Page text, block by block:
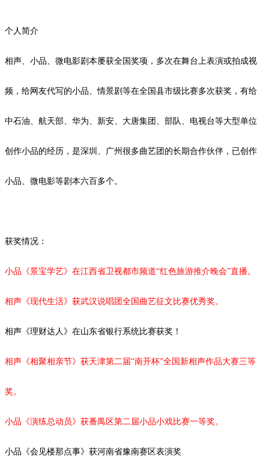
个人简介
相声、小品、微电影剧本屡获全国奖项，多次在舞台上表演或拍成视
频，给网友代写的小品、情景剧等在全国县市级比赛多次获奖，有给
中石油、航天部、华为、新安、大唐集团、部队、电视台等大型单位
创作小品的经历，是深圳、广州很多曲艺团的长期合作伙伴，已创作
小品、微电影等剧本六百多个。
获奖情况：
小品《景宝学艺》在江西省卫视都市频道“红色旅游推介晚会”直播。
相声《现代生活》获武汉说唱团全国曲艺征文比赛优秀奖。
相声《理财达人》在山东省银行系统比赛获奖！
相声《相聚相亲节》获天津第二届“南开杯”全国新相声作品大赛三等
奖。
小品《演练总动员》获番禺区第二届小品小戏比赛一等奖。
小品《会见楼那点事》获河南省豫南赛区表演奖